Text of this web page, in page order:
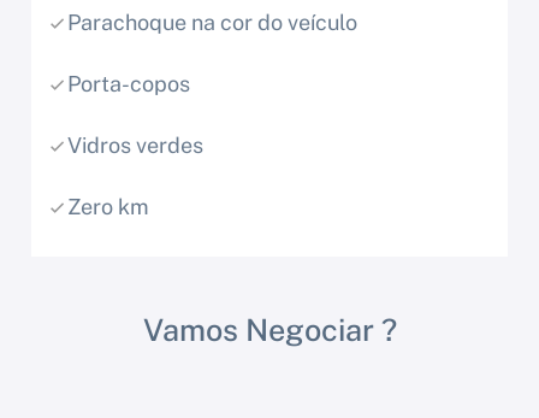
Parachoque na cor do veículo
Porta-copos
Vidros verdes
Zero km
Vamos Negociar ?